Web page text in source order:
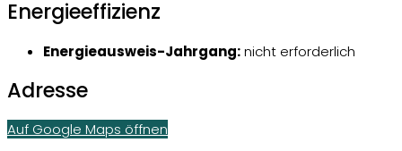
Energieeffizienz
Energieausweis-Jahrgang:nicht erforderlich
Adresse
Auf Google Maps öffnen